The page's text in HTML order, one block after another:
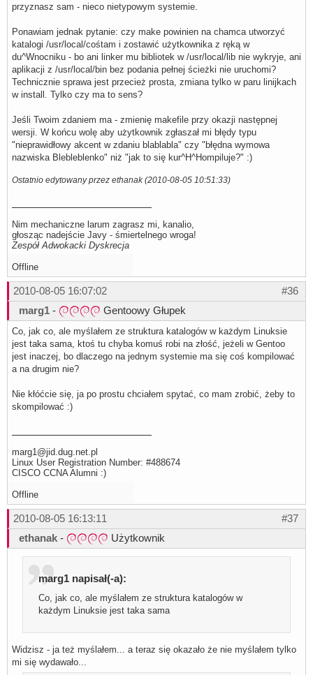
przyznasz sam - nieco nietypowym systemie.
Ponawiam jednak pytanie: czy make powinien na chamca utworzyć
katalogi /usr/local/cośtam i zostawić użytkownika z ręką w
du^Wnocniku - bo ani linker mu bibliotek w /usr/local/lib nie wykryje, ani
aplikacji z /usr/local/bin bez podania pełnej ścieżki nie uruchomi?
Technicznie sprawa jest przecież prosta, zmiana tylko w paru linijkach
w install. Tylko czy ma to sens?
Jeśli Twoim zdaniem ma - zmienię makefile przy okazji następnej
wersji. W końcu wolę aby użytkownik zgłaszał mi błędy typu
"nieprawidłowy akcent w zdaniu blablabla" czy "błędna wymowa
nazwiska Blebleblenko" niż "jak to się kur^H^Hompiluje?" :)
Ostatnio edytowany przez ethanak (2010-08-05 10:51:33)
Nim mechaniczne larum zagrasz mi, kanalio,
głosząc nadejście Javy - śmiertelnego wroga!
Zespół Adwokacki Dyskrecja
Offline
#36
2010-08-05 16:07:02
marg1 - Gentoowy Głupek
Co, jak co, ale myślałem ze struktura katalogów w każdym Linuksie
jest taka sama, ktoś tu chyba komuś robi na złość, jeżeli w Gentoo
jest inaczej, bo dlaczego na jednym systemie ma się coś kompilować
a na drugim nie?
Nie kłóćcie się, ja po prostu chciałem spytać, co mam zrobić, żeby to
skompilować :)
marg1@jid.dug.net.pl
Linux User Registration Number: #488674
CISCO CCNA Alumni :)
Offline
#37
2010-08-05 16:13:11
ethanak - Użytkownik
marg1 napisał(-a):
Co, jak co, ale myślałem ze struktura katalogów w
każdym Linuksie jest taka sama
Widzisz - ja też myślałem... a teraz się okazało że nie myślałem tylko
mi się wydawało...